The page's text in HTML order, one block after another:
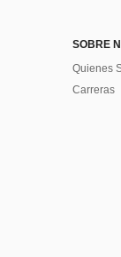
SOBRE
Quienes
Carreras